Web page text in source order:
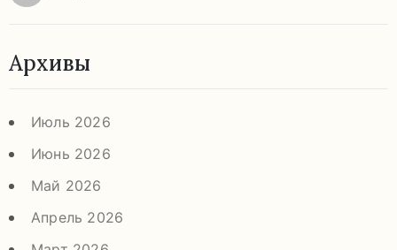
Архивы
Июль 2026
Июнь 2026
Май 2026
Апрель 2026